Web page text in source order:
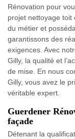
Rénovation pour
projet nettoyage toit
du métier et
garantissons des
exigences. Avec
Gilly, la qualité et
de mise. En nous
Gilly, vous avez le
véritable expert.
Guerdener
façade
Détenant la